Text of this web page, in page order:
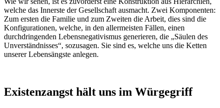
welche das Innerste der Gesellschaft ausmacht. Zwei Komponenten:
Zum ersten die Familie und zum Zweiten die Arbeit, dies sind die
Konfigurationen, welche, in den allermeisten Fällen, einen
durchdringenden Lebensnegativismus generieren, die „Säulen des
Unverständnisses“, sozusagen. Sie sind es, welche uns die Ketten
unserer Lebensängste anlegen.
Existenzangst hält uns im Würgegriff